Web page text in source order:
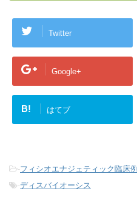
Twitter
Google+
B! はてブ
-フィシオエナジェティック臨床例
-ディスバイオーシス